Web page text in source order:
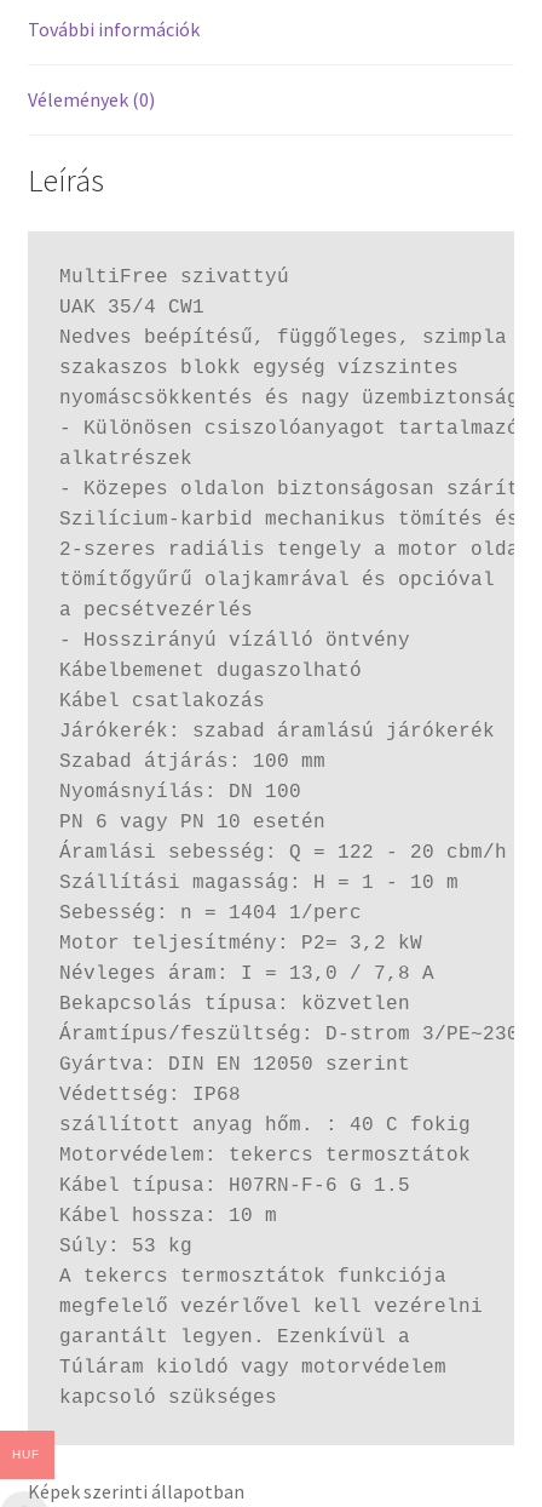
További információk
Vélemények (0)
Leírás
MultiFree szivattyú
UAK 35/4 CW1
Nedves beépítésű, függőleges, szimpla
szakaszos blokk egység vízszintes
nyomáscsökkentés és nagy üzembiztonság
- Különösen csiszolóanyagot tartalmazó
alkatrészek
- Közepes oldalon biztonságosan
Szilícium-karbid mechanikus tömítés és
2-szeres radiális tengely a motor
tömítőgyűrű olajkamrával és opcióval
a pecsétvezérlés
- Hosszirányú vízálló öntvény
Kábelbemenet dugaszolható
Kábel csatlakozás
Járókerék: szabad áramlású járókerék
Szabad átjárás: 100 mm
Nyomásnyílás: DN 100
PN 6 vagy PN 10 esetén
Áramlási sebesség: Q = 122 - 20 cbm/h
Szállítási magasság: H = 1 - 10 m
Sebesség: n = 1404 1/perc
Motor teljesítmény: P2= 3,2 kW
Névleges áram: I = 13,0 / 7,8 A
Bekapcsolás típusa: közvetlen
Áramtípus/feszültség: D-strom 3/PE~230/
Gyártva: DIN EN 12050 szerint
Védettség: IP68
szállított anyag hőm. : 40 C fokig
Motorvédelem: tekercs termosztátok
Kábel típusa: H07RN-F-6 G 1.5
Kábel hossza: 10 m
Súly: 53 kg
A tekercs termosztátok funkciója
megfelelő vezérlővel kell vezérelni
garantált legyen. Ezenkívül a
Túláram kioldó vagy motorvédelem
kapcsoló szükséges
Képek szerinti állapotban
HUF